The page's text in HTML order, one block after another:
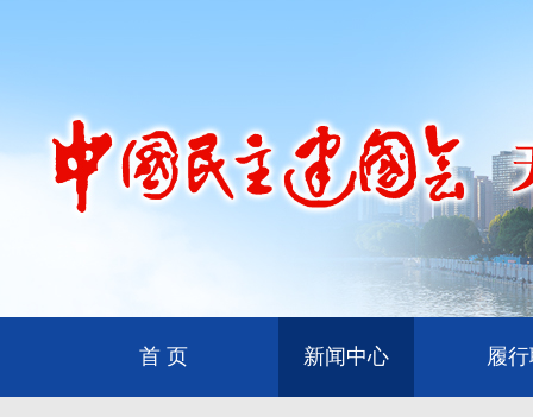
首 页 新闻中心 履